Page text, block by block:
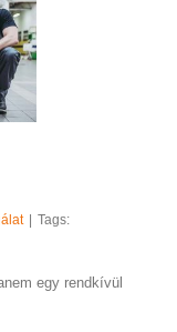
Tags:
egy rendkívül